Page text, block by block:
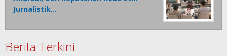
Jurnalistik…
Berita Terkini